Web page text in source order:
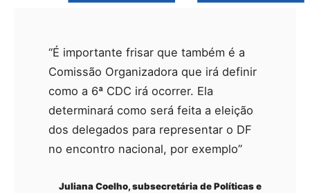
“É importante frisar que também é a
Comissão Organizadora que irá definir
como a 6ª CDC irá ocorrer. Ela
determinará como será feita a eleição
dos delegados para representar o DF
no encontro nacional, por exemplo”
Juliana Coelho, subsecretária de Políticas e